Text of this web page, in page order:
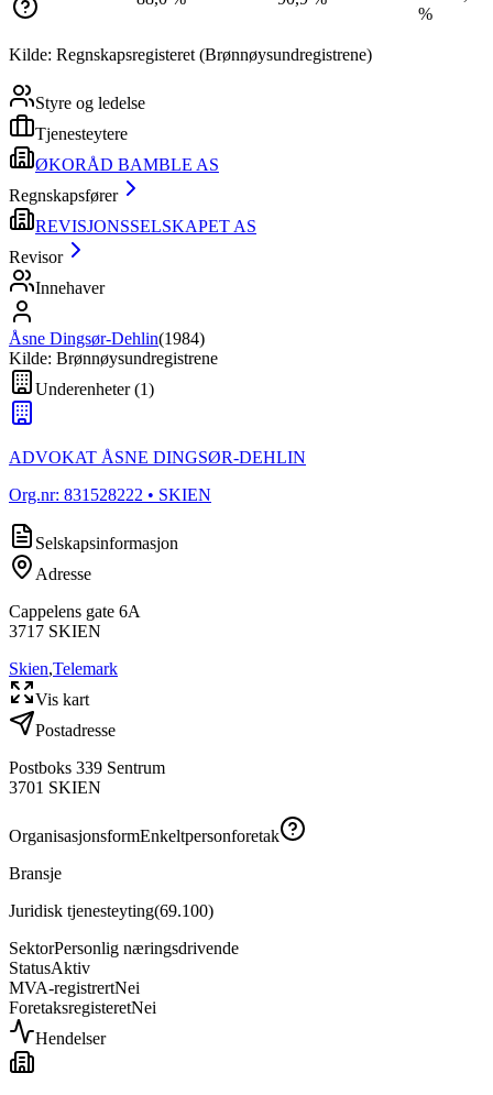
%
Kilde: Regnskapsregisteret (Brønnøysundregistrene)
Styre og ledelse
Tjenesteytere
ØKORÅD BAMBLE AS
Regnskapsfører
REVISJONSSELSKAPET AS
Revisor
Innehaver
Åsne Dingsør-Dehlin(1984)
Kilde: Brønnøysundregistrene
Underenheter(1)
ADVOKAT ÅSNE DINGSØR-DEHLIN
Org.nr: 831528222 • SKIEN
Selskapsinformasjon
Adresse
Cappelens gate 6A
3717 SKIEN
Skien,Telemark
Vis kart
Postadresse
Postboks 339 Sentrum
3701 SKIEN
OrganisasjonsformEnkeltpersonforetak
Bransje
Juridisk tjenesteyting(69.100)
SektorPersonlig næringsdrivende
StatusAktiv
MVA-registrertNei
ForetaksregisteretNei
Hendelser